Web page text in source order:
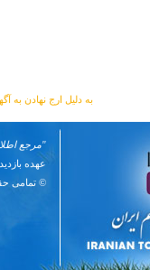
به دلیل ارج نهادن به آگهی مشتریان، در این بخش
"مرجع
عهده
© تمامی